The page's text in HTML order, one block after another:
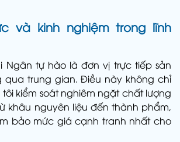
và kinh nghiệm trong lĩnh
Ngân tự hào là đơn vị trực tiếp sản
qua trung gian. Điều này không chỉ
kiểm soát nghiêm ngặt chất lượng
khâu nguyên liệu đến thành phẩm,
bảo mức giá cạnh tranh nhất cho